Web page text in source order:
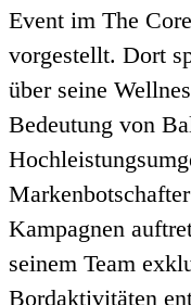
Event im The
vorgestellt. Dort
über seine
Bedeutung von
Kampagnen
seinem Team
Bordaktivitäten